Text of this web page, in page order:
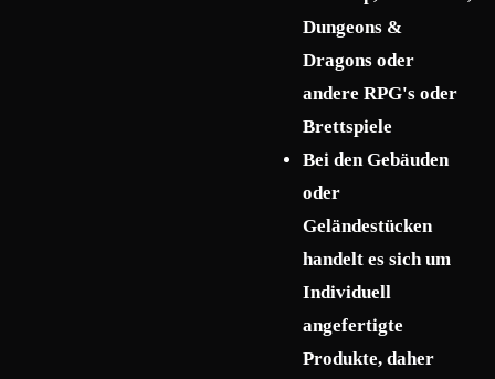
Dungeons &
Dragons oder
andere RPG's oder
Brettspiele
Bei den Gebäuden
oder
Geländestücken
handelt es sich um
Individuell
angefertigte
Produkte, daher